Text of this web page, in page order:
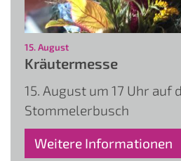
15. August:
Kräutermesse
15. August um 17 Uhr auf
Stommelerbusch
Weitere Informationen